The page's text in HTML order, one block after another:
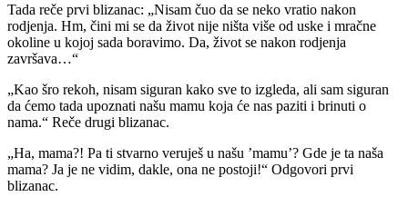
Tada reče prvi blizanac: „Nisam čuo da se neko vratio nakon
rodjenja. Hm, čini mi se da život nije ništa više od uske i mračne
okoline u kojoj sada boravimo. Da, život se nakon rodjenja
završava…“
„Kao šro rekoh, nisam siguran kako sve to izgleda, ali sam siguran
da ćemo tada upoznati našu mamu koja će nas paziti i brinuti o
nama.“ Reče drugi blizanac.
„Ha, mama?! Pa ti stvarno veruješ u našu ’mamu’? Gde je ta naša
mama? Ja je ne vidim, dakle, ona ne postoji!“ Odgovori prvi
blizanac.